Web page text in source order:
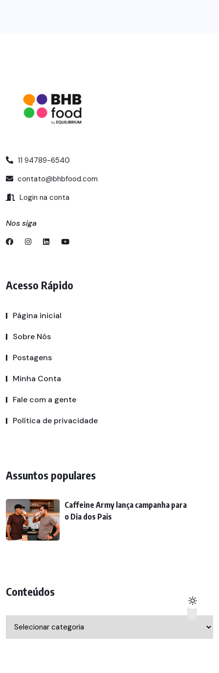
11 94789-6540
contato@bhbfood.com
Login na conta
Nos siga
Acesso Rápido
Página inicial
Sobre Nós
Postagens
Minha Conta
Fale com a gente
Política de privacidade
Assuntos populares
Caffeine Army lança campanha para
o Dia dos Pais
Conteúdos